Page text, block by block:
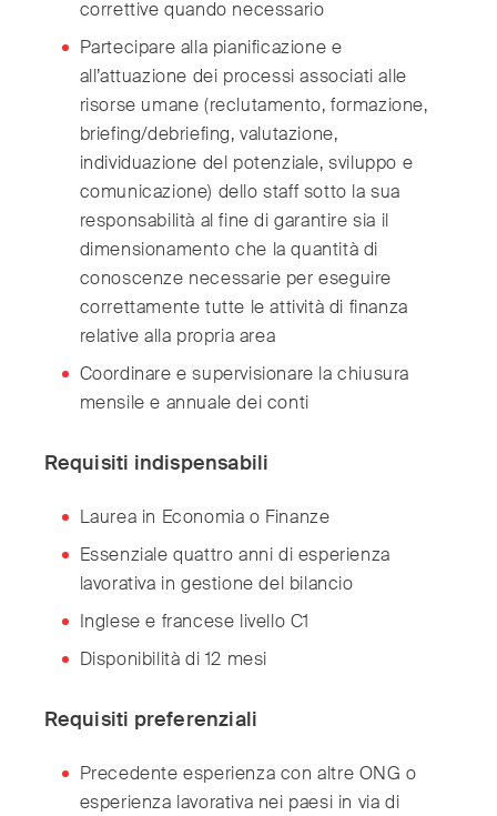
correttive quando necessario
Partecipare alla pianificazione e
all’attuazione dei processi associati alle
risorse umane (reclutamento, formazione,
briefing/debriefing, valutazione,
individuazione del potenziale, sviluppo e
comunicazione) dello staff sotto la sua
responsabilità al fine di garantire sia il
dimensionamento che la quantità di
conoscenze necessarie per eseguire
correttamente tutte le attività di finanza
relative alla propria area
Coordinare e supervisionare la chiusura
mensile e annuale dei conti
Requisiti indispensabili
Laurea in Economia o Finanze
Essenziale quattro anni di esperienza
lavorativa in gestione del bilancio
Inglese e francese livello C1
Disponibilità di 12 mesi
Requisiti preferenziali
Precedente esperienza con altre ONG o
esperienza lavorativa nei paesi in via di